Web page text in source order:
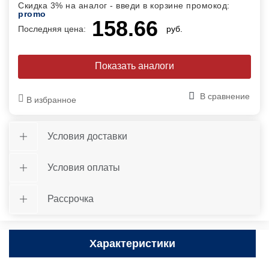
Скидка 3% на аналог - введи в корзине промокод:
promo
Последняя цена:
158.66 руб.
Показать аналоги
В избранное В сравнение
Условия доставки
Условия оплаты
Рассрочка
Характеристики